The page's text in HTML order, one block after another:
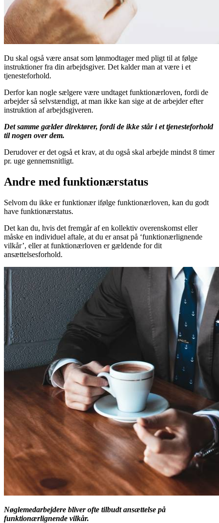
Du skal også være ansat som lønmodtager med pligt til at følge
instruktioner fra din arbejdsgiver. Det kalder man at være i et
tjenesteforhold.
Derfor kan nogle sælgere være undtaget funktionærloven, fordi de
arbejder så selvstændigt, at man ikke kan sige at de arbejder efter
instruktion af arbejdsgiveren.
Det samme gælder direktører, fordi de ikke står i et tjenesteforhold
til nogen over dem.
Derudover er det også et krav, at du også skal arbejde mindst 8 timer
pr. uge gennemsnitligt.
Andre med funktionærstatus
Selvom du ikke er funktionær ifølge funktionærloven, kan du godt
have funktionærstatus.
Det kan du, hvis det fremgår af en kollektiv overenskomst eller
måske en individuel aftale, at du er ansat på ‘funktionærlignende
vilkår’, eller at funktionærloven er gældende for dit
ansættelsesforhold.
Nøglemedarbejdere bliver ofte tilbudt ansættelse på
funktionærlignende vilkår.